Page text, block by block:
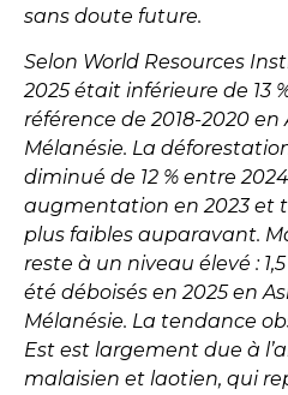
sans doute future.
Selon World Resources
2025 était inférieure de 13
référence de 2018-2020 en
Mélanésie. La
diminué de 12 % entre
augmentation en 2023 et
plus faibles auparavant.
reste à un niveau élevé :
été déboisés en 2025 en
Mélanésie. La tendance
Est est largement due à
malaisien et laotien, qui